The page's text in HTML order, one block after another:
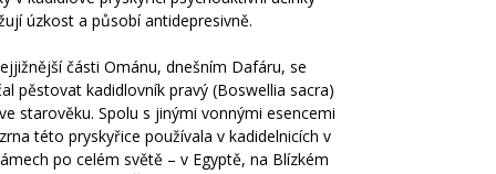
úzkost a působí antidepresivně.
části Ománu, dnešním Dafáru, se
pěstovat kadidlovník pravý (Boswellia sacra)
starověku. Spolu s jinými vonnými esencemi
této pryskyřice používala v kadidelnicích v
po celém světě – v Egyptě, na Blízkém